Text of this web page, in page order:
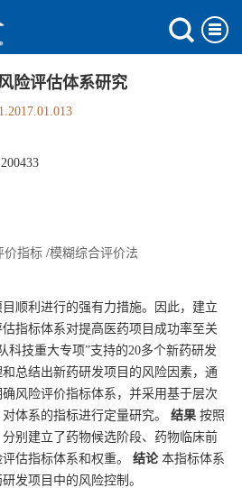
险评估体系研究
价指标 /模糊综合评价法
顺利进行的强有力措施。因此，建立
指标体系对提高医药项目成功率至关
科技重大专项”支持的20多个新药研发
总结出新药研发项目的风险因素，通
风险评价指标体系，并采用基于层次
体系的指标进行定量研究。 结果 按照
别建立了药物候选阶段、药物临床前
估指标体系和权重。 结论本指标体系
发项目中的风险控制。